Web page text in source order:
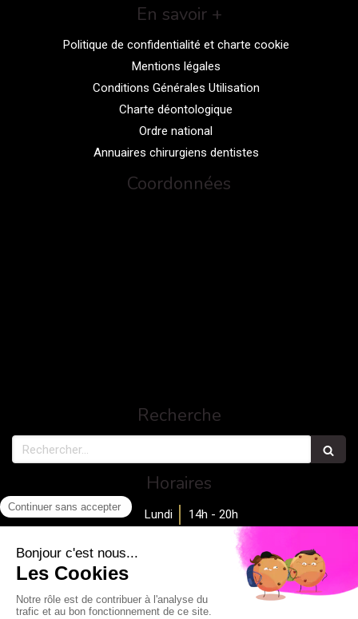
En savoir +
Politique de confidentialité et charte cookie
Mentions légales
Conditions Générales Utilisation
Charte déontologique
Ordre national
Annuaires chirurgiens dentistes
Coordonnées
Recherche
Rechercher
Horaires
Lundi
14h - 20h
10h - 18h
Mercredi
Vendredi
10h - 19h